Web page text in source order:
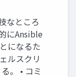
なところ
にAnsible
になるた
ルスクリ
。 • コミ